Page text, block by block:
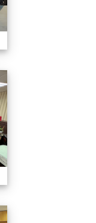
認識校長室活動